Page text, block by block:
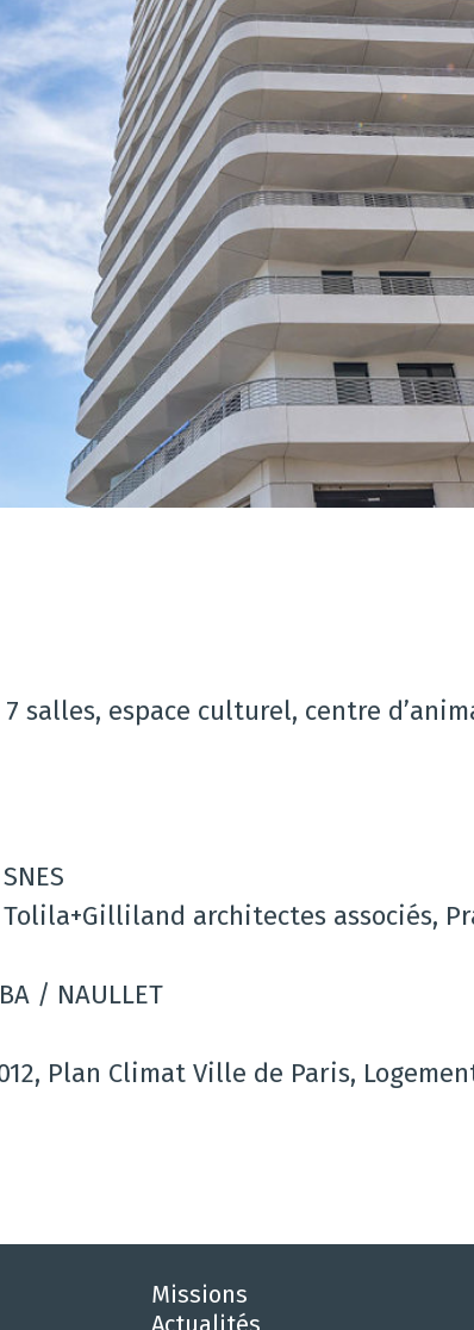
salles, espace culturel, centre
architectes associés,
/ NAULLET
Plan Climat Ville de Paris,
Missions
Actualités